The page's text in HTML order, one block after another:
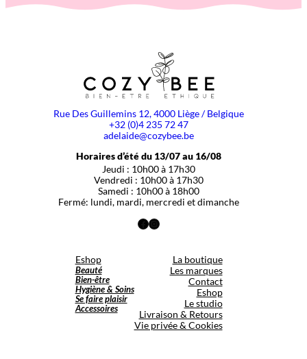
Rue Des Guillemins 12, 4000 Liège / Belgique
+32 (0)4 235 72 47
adelaide@cozybee.be
Horaires d’été du 13/07 au 16/08
Jeudi : 10h00 à 17h30
Vendredi : 10h00 à 17h30
Samedi : 10h00 à 18h00
Fermé: lundi, mardi, mercredi et dimanche
Facebook
Instagram
Eshop
Beauté
Bien-être
Hygiène & Soins
Se faire plaisir
Accessoires
La boutique
Les marques
Contact
Eshop
Le studio
Livraison & Retours
Vie privée & Cookies